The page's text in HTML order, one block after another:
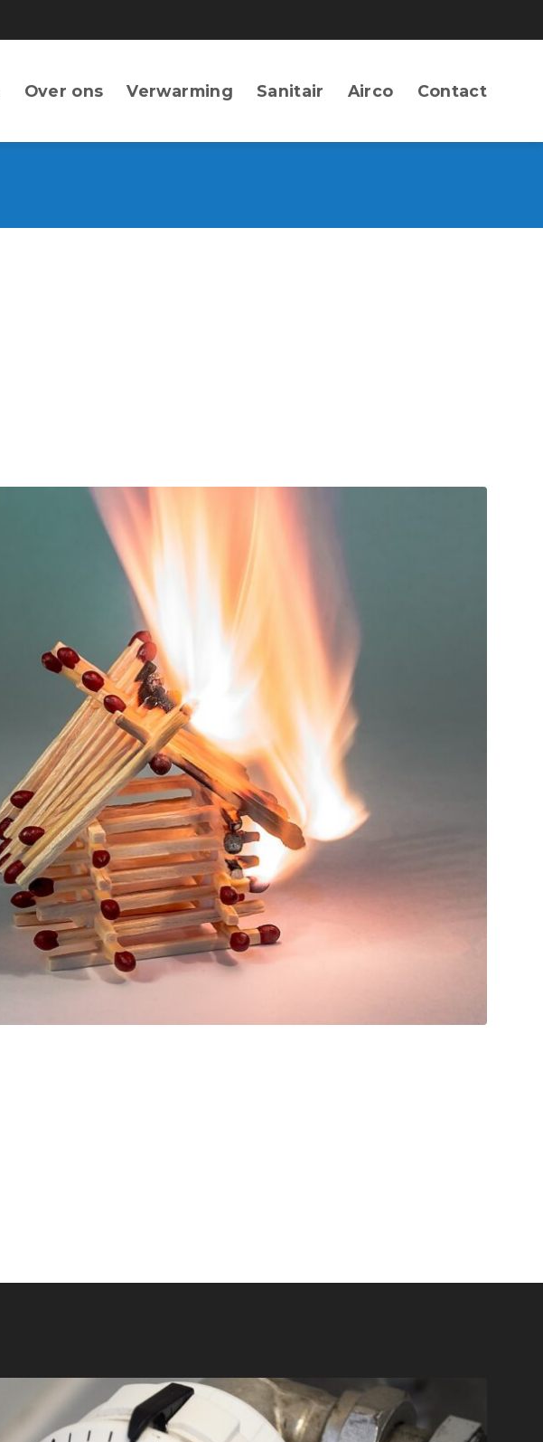
Over ons Verwarming Sanitair Airco Contact